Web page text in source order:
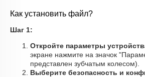
Как установить файл?
Шаг 1:
Откройте параметры
экране нажмите на значок
представлен зубчатым колесом).
Выберите безопасность и